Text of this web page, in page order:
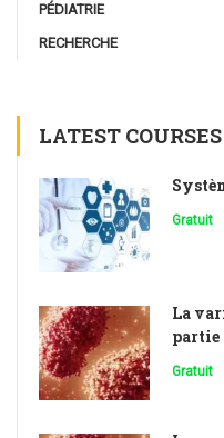
PÉDIATRIE
RECHERCHE
LATEST COURSES
Gratuit
La
partie
Gratuit